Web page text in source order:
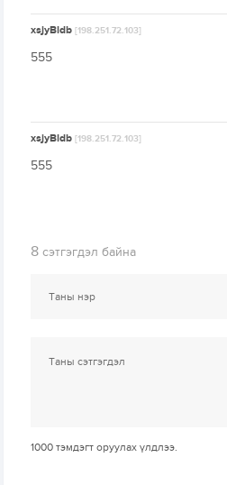
xsjyBldb[198.251.72.103]
555
xsjyBldb[198.251.72.103]
555
8 сэтгэгдэл байна
1000 тэмдэгт оруулах үлдлээ.